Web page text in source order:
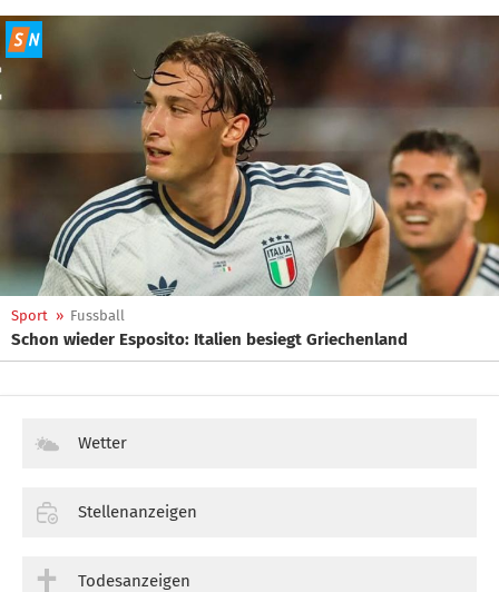
Sport » Fussball
Schon wieder Esposito: Italien besiegt Griechenland
Wetter
Stellenanzeigen
Todesanzeigen